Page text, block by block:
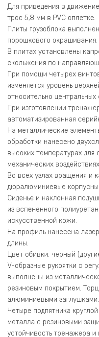
Для приведения в
трос 5,8 мм в PVC оплетке.
Плиты грузоблока
порошкового окрашивания.
В плитах установлены
скольжения по
При помощи четырех
изменяется уровень
относительно
При изготовлении
автоматизированная
На металлические
обработки нанесено
высоких температурах для
механических
Во всех узлах вращения и
дюралюминиевые
Сиденье и наклонная
из вспененного
искусственной кожи.
На профиль нанесена
длины.
Цвет обивки: черный
V-образные рукоятки с
выполнены из
резиновым покрытием.
алюминиевыми заглушками.
Четыре подпятника
металла с резиновыми
устойчивость тренажера